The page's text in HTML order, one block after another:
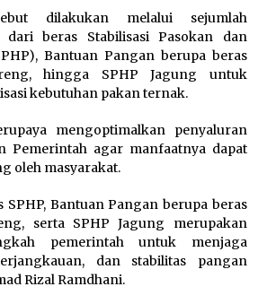
Pengalaman Beyond the Game
8 Agustus 2026
Bangkit Usai Takluk dari Vietnam di
Piala AFF 2026
8 Agustus 2026
Penanganan Kebakaran Gedung
Dinas Teknis Masuk Tahap Akhir,
Tak Ada Korban Jiwa
dilakukan melalui sejumlah
beras Stabilisasi Pasokan dan
Bantuan Pangan berupa beras
hingga SPHP Jagung untuk
kebutuhan pakan ternak.
mengoptimalkan penyaluran
Pemerintah agar manfaatnya dapat
oleh masyarakat.
SPHP, Bantuan Pangan berupa beras
serta SPHP Jagung merupakan
pemerintah untuk menjaga
dan stabilitas pangan
Rizal Ramdhani.